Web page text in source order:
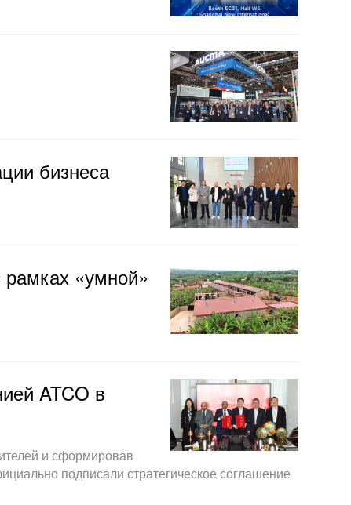
бизнеса
«умной»
ATCO в
и сформировав
подписали стратегическое соглашение